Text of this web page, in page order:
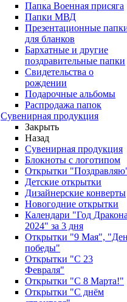
Папка Военная присяга
Папки МВД
Презентационные
для бланков
Бархатные и другие
поздравительные папки
Свидетельства о
рождении
Подарочные альбомы
Распродажа папок
Сувенирная продукция
Закрыть
Назад
Сувенирная продукция
Блокноты с логотипом
Открытки
Детские открытки
Дизайнерские конверты
Новогодние открытки
Календари "Год Дракона
2024" за 3 дня
Открытки "9 Мая",
победы"
Открытки "С 23
Февраля"
Открытки "С 8 Марта!"
Открытки "С днём